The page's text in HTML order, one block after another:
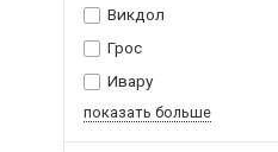
Викдол
Грос
Ивару
показать больше